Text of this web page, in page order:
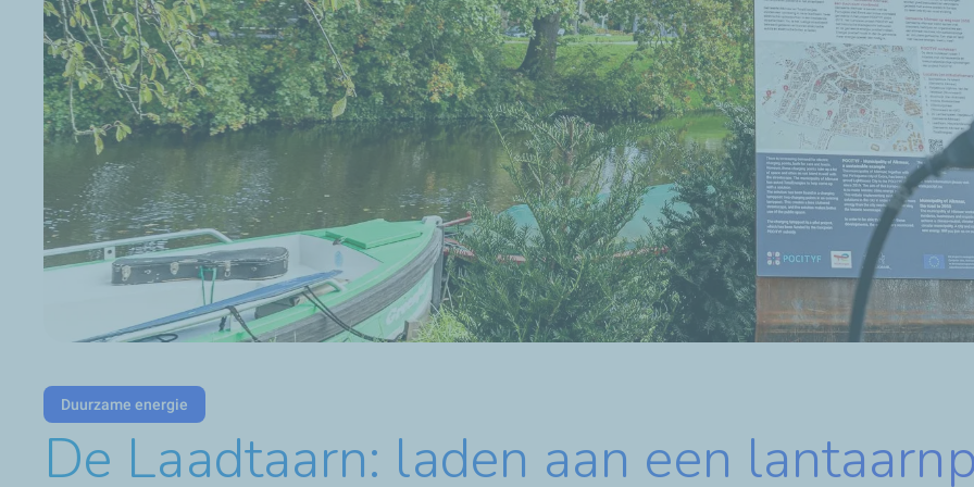
Duurzame energie
De Laadtaarn: laden aan een